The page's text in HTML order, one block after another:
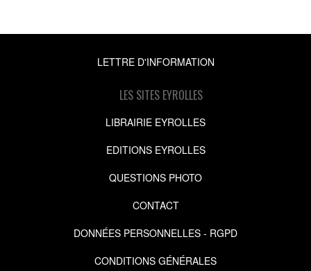
LETTRE D'INFORMATION
LES SITES EYROLLES
LIBRAIRIE EYROLLES
EDITIONS EYROLLES
QUESTIONS PHOTO
CONTACT
DONNÉES PERSONNELLES - RGPD
CONDITIONS GÉNÉRALES